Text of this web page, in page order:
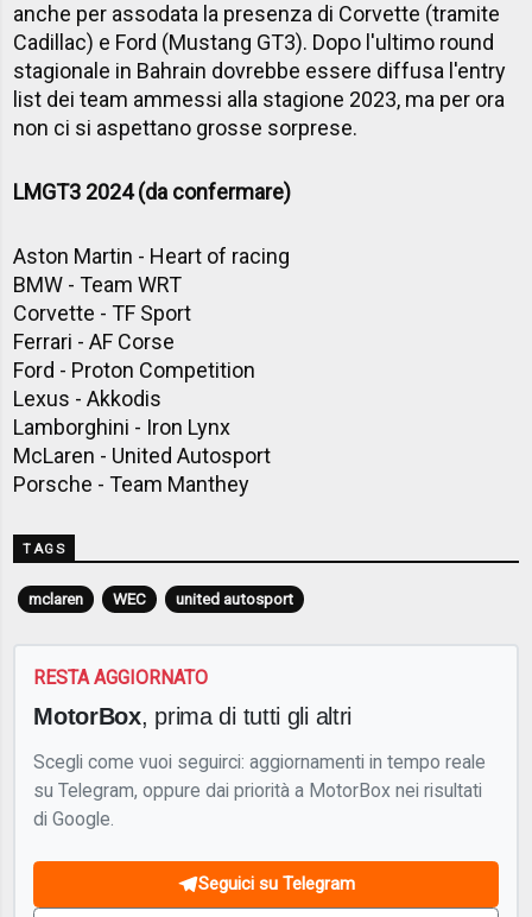
anche per assodata la presenza di Corvette (tramite
Cadillac) e Ford (Mustang GT3). Dopo l'ultimo round
stagionale in Bahrain dovrebbe essere diffusa l'entry
list dei team ammessi alla stagione 2023, ma per ora
non ci si aspettano grosse sorprese.
LMGT3 2024 (da confermare)
Aston Martin - Heart of racing
BMW - Team WRT
Corvette - TF Sport
Ferrari - AF Corse
Ford - Proton Competition
Lexus - Akkodis
Lamborghini - Iron Lynx
McLaren - United Autosport
Porsche - Team Manthey
TAGS
mclaren WEC united autosport
RESTA AGGIORNATO
MotorBox, prima di tutti gli altri
Scegli come vuoi seguirci: aggiornamenti in tempo reale
su Telegram, oppure dai priorità a MotorBox nei risultati
di Google.
Seguici su Telegram